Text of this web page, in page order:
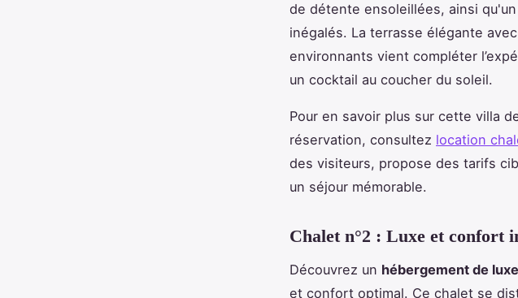
de détente ensoleillées, ainsi
inégalés. La terrasse élégante
environnants vient compléter
un cocktail au coucher du soleil.
Pour en savoir plus sur cette villa
réservation, consultez location
des visiteurs, propose des tarifs
un séjour mémorable.
Chalet n°2 : Luxe et confort
Découvrez un hébergement de luxe
et confort optimal. Ce chalet se